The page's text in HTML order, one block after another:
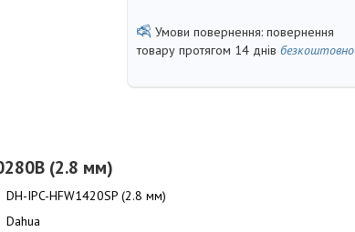
повернення
товару протягом 14 днів безкоштовно
(2.8 мм)
DH-IPC-HFW1420SP (2.8 мм)
Dahua